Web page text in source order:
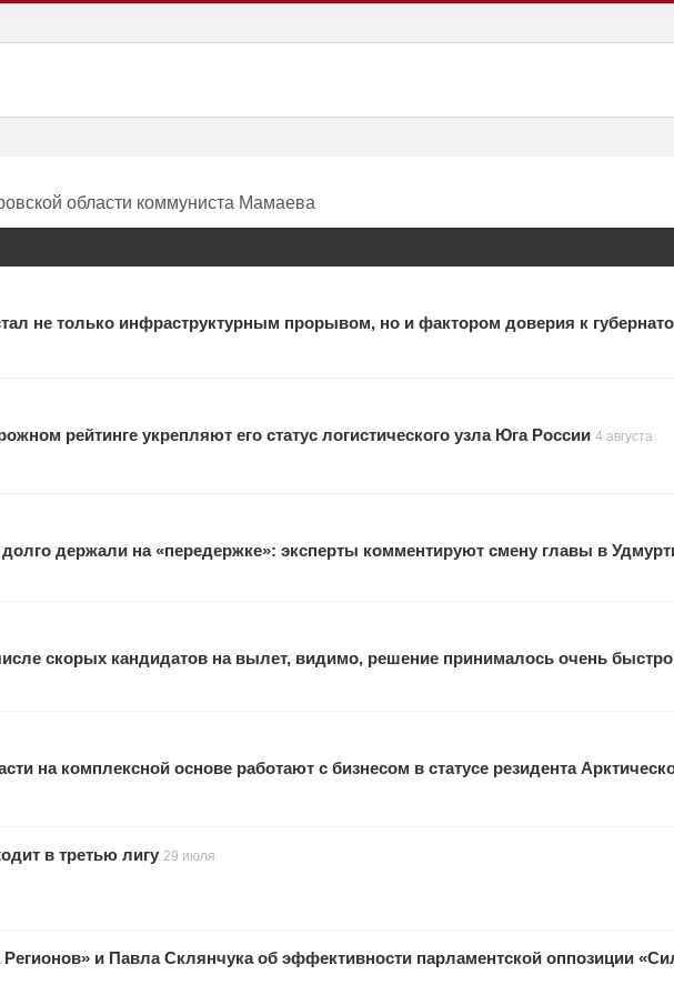
области коммуниста Мамаева
не только инфраструктурным прорывом, но и фактором доверия к
рейтинге укрепляют его статус логистического узла Юга России 4 августа
держали на «передержке»: эксперты комментируют смену главы в
скорых кандидатов на вылет, видимо, решение принималось очень быстро
на комплексной основе работают с бизнесом в статусе резидента
в третью лигу 29 июля
и Павла Склянчука об эффективности парламентской оппозиции